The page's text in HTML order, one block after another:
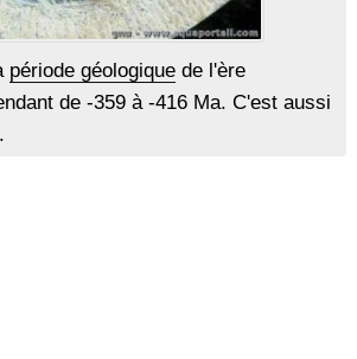
période géologiquede l'ère
de -359 à -416 Ma. C'est aussi
.